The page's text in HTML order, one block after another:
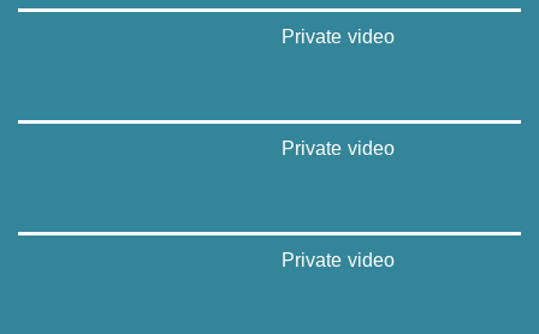
Private video
Private video
Private video